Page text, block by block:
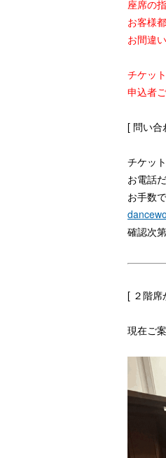
座席の
お客様
お間違
チケッ
申込者
[ 問い合
チケッ
お電話
お手数
確認次
[ ２階席
現在ご